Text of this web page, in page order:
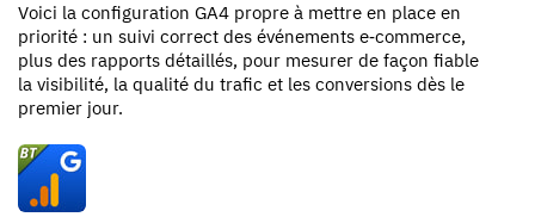
Voici la configuration GA4 propre à mettre en place en
priorité : un suivi correct des événements e‑commerce,
plus des rapports détaillés, pour mesurer de façon fiable
la visibilité, la qualité du trafic et les conversions dès le
premier jour.